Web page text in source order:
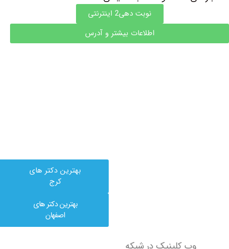
نوبت دهی2 اینترنتی
اطلاعات بیشتر و آدرس
وب کلینیک در شبکه
بهترین دکتر های
کرج
بهترین دکتر های
اصفهان